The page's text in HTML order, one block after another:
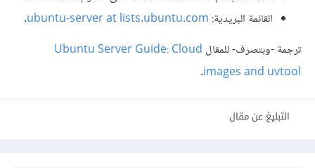
القائمة البريدية: ubuntu-server at lists.ubuntu.com
.
ترجمة -وبتصرف- للمقال Ubuntu Server Guide: Cloud
images and uvtool
.
التبليغ عن مقال